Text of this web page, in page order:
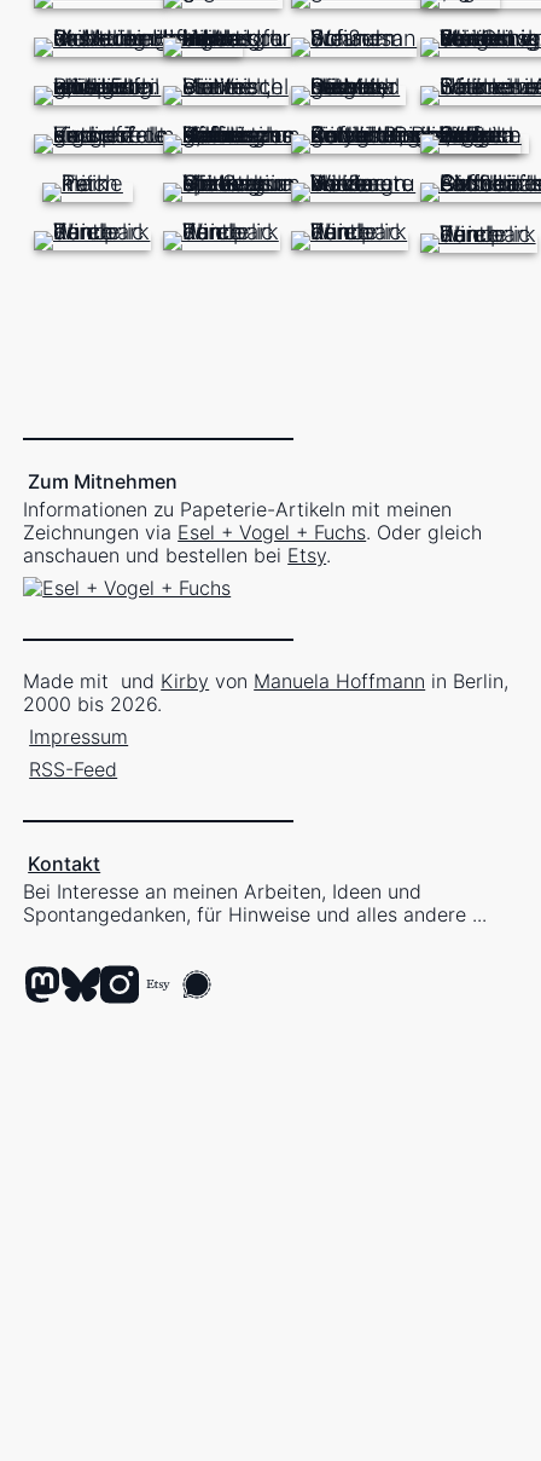
Zum Mitnehmen
Informationen zu Papeterie-Artikeln mit meinen
Zeichnungen via Esel + Vogel + Fuchs. Oder gleich
anschauen und bestellen bei Etsy.
Made mit und Kirby von Manuela Hoffmann in Berlin,
2000 bis 2026.
Impressum
RSS-Feed
Kontakt
Bei Interesse an meinen Arbeiten, Ideen und
Spontangedanken, für Hinweise und alles andere ...